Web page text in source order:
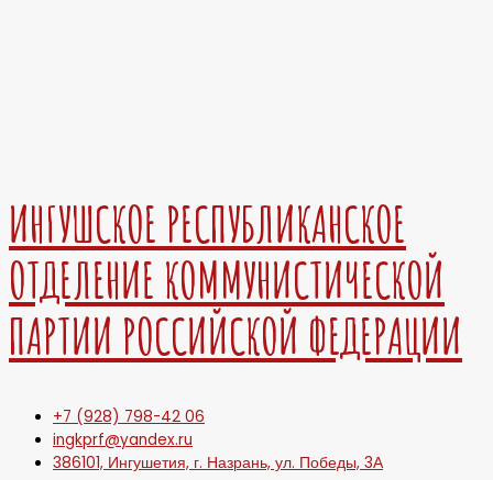
ИНГУШСКОЕ РЕСПУБЛИКАНСКОЕ
ОТДЕЛЕНИЕ КОММУНИСТИЧЕСКОЙ
ПАРТИИ РОССИЙСКОЙ ФЕДЕРАЦИИ
+7 (928) 798-42 06
ingkprf@yandex.ru
386101, Ингушетия, г. Назрань, ул. Победы, 3А